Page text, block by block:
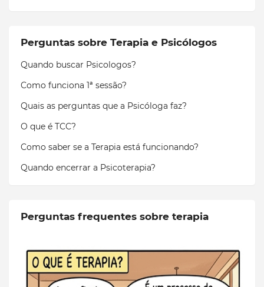
Perguntas sobre Terapia e Psicólogos
Quando buscar Psicologos?
Como funciona 1ª sessão?
Quais as perguntas que a Psicóloga faz?
O que é TCC?
Como saber se a Terapia está funcionando?
Quando encerrar a Psicoterapia?
Perguntas frequentes sobre terapia